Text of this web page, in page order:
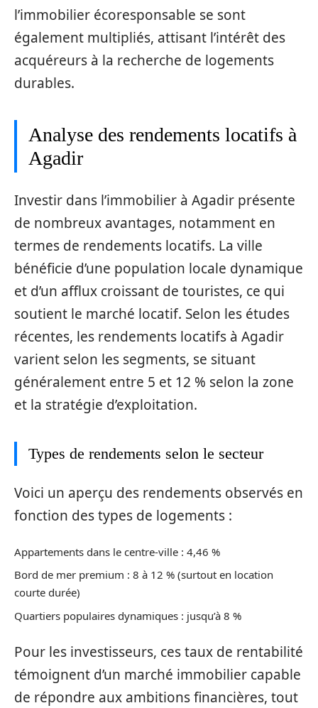
l’immobilier écoresponsable se sont
également multipliés, attisant l’intérêt des
acquéreurs à la recherche de logements
durables.
Analyse des rendements locatifs à
Agadir
Investir dans l’immobilier à Agadir présente
de nombreux avantages, notamment en
termes de rendements locatifs. La ville
bénéficie d’une population locale dynamique
et d’un afflux croissant de touristes, ce qui
soutient le marché locatif. Selon les études
récentes, les rendements locatifs à Agadir
varient selon les segments, se situant
généralement entre 5 et 12 % selon la zone
et la stratégie d’exploitation.
Types de rendements selon le secteur
Voici un aperçu des rendements observés en
fonction des types de logements :
Appartements dans le centre-ville : 4,46 %
Bord de mer premium : 8 à 12 % (surtout en location
courte durée)
Quartiers populaires dynamiques : jusqu’à 8 %
Pour les investisseurs, ces taux de rentabilité
témoignent d’un marché immobilier capable
de répondre aux ambitions financières, tout